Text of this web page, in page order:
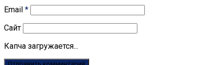
Email *
Сайт
Капча загружается...